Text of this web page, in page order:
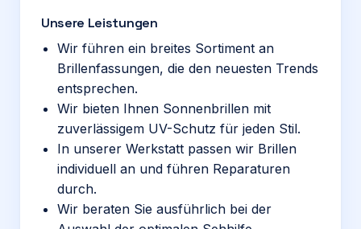
Unsere Leistungen
Wir führen ein breites Sortiment an
Brillenfassungen, die den neuesten Trends
entsprechen.
Wir bieten Ihnen Sonnenbrillen mit
zuverlässigem UV-Schutz für jeden Stil.
In unserer Werkstatt passen wir Brillen
individuell an und führen Reparaturen
durch.
Wir beraten Sie ausführlich bei der